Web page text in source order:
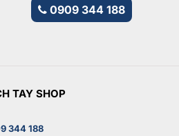
0909 344 188
TAY SHOP
344 188